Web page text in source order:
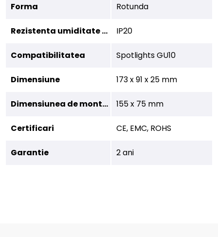
Forma Rotunda
Rezistenta umiditate (IP) IP20
Compatibilitatea Spotlights GU10
Dimensiune 173 x 91 x 25 mm
Dimensiunea de montare 155 x 75 mm
Certificari CE, EMC, ROHS
Garantie 2 ani